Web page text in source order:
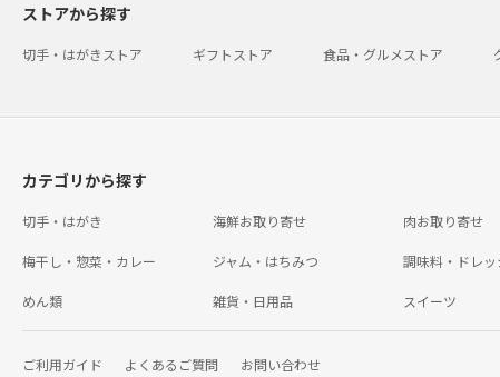
ストアから探す
切手・はがきストア ギフトストア 食品・グルメストア
カテゴリから探す
切手・はがき 海鮮お取り寄せ 肉お取り寄せ
梅干し・惣菜・カレー ジャム・はちみつ 調味料・ドレ
めん類 雑貨・日用品 スイーツ
ご利用ガイド よくあるご質問 お問い合わせ